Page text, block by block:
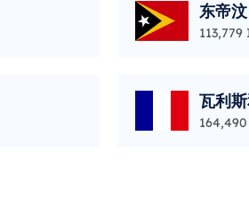
东帝汶
113,779
瓦利